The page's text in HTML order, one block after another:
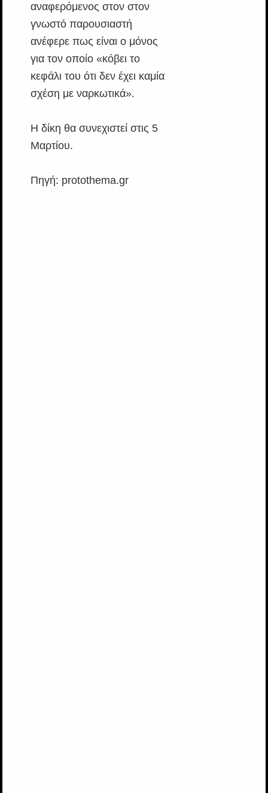
αναφερόμενος στον στον
γνωστό παρουσιαστή
ανέφερε πως είναι ο μόνος
για τον οποίο «κόβει το
κεφάλι του ότι δεν έχει καμία
σχέση με ναρκωτικά».
Η δίκη θα συνεχιστεί στις 5
Μαρτίου.
Πηγή: protothema.gr